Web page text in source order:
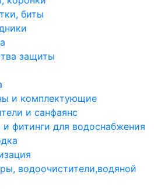
биты
защиты
и комплектующие
и санфаянс
и фитинги для водоснабжения
водоочистители,водяной